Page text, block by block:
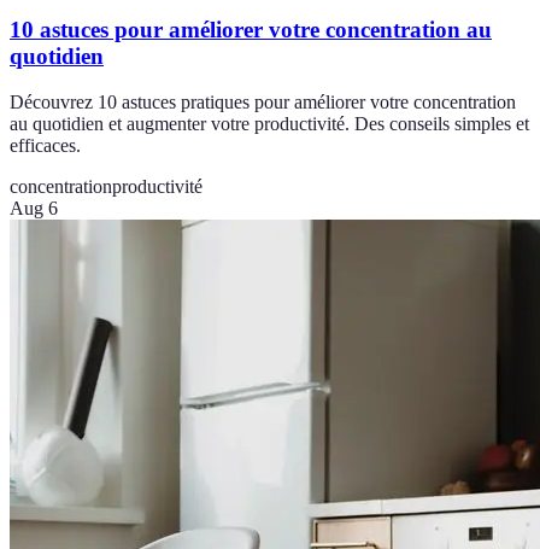
10 astuces pour améliorer votre concentration au
quotidien
Découvrez 10 astuces pratiques pour améliorer votre concentration
au quotidien et augmenter votre productivité. Des conseils simples et
efficaces.
concentrationproductivité
Aug 6